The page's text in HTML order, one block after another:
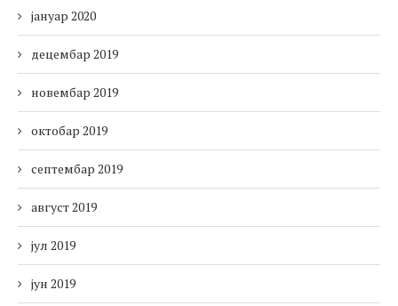
јануар 2020
децембар 2019
новембар 2019
октобар 2019
септембар 2019
август 2019
јул 2019
јун 2019